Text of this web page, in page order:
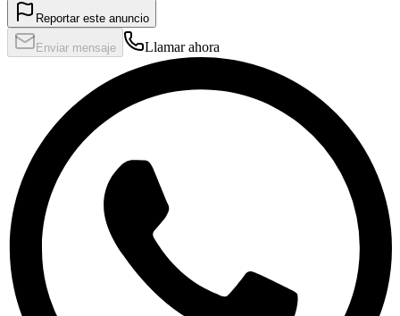
Reportar este anuncio
Enviar mensaje Llamar ahora